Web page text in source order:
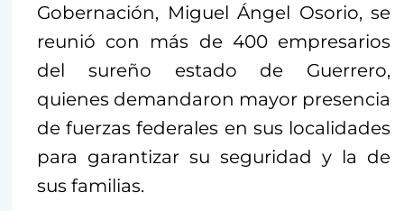
Gobernación, Miguel Ángel Osorio, se
reunió con más de 400 empresarios
del sureño estado de Guerrero,
quienes demandaron mayor presencia
de fuerzas federales en sus localidades
para garantizar su seguridad y la de
sus familias.